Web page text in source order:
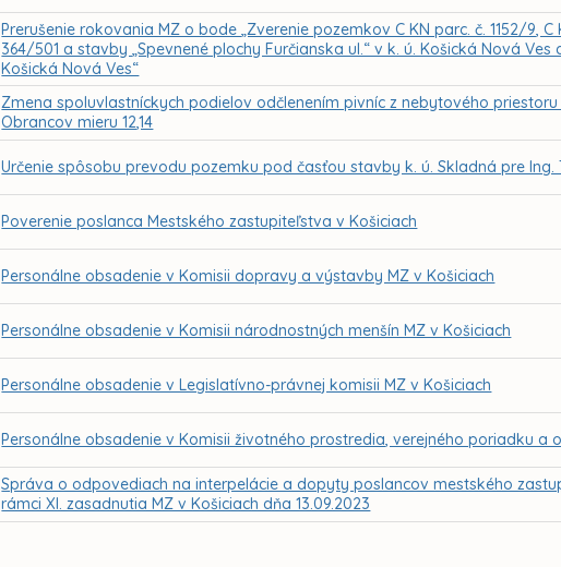
Prerušenie rokovania MZ o bode „Zverenie pozemkov C KN parc. č. 1152/9, C
364/501 a stavby „Spevnené plochy Furčianska ul.“ v k. ú. Košická Nová
Košická Nová Ves“
Zmena spoluvlastníckych podielov odčlenením pivníc z nebytového
Obrancov mieru 12,14
Určenie spôsobu prevodu pozemku pod časťou stavby k. ú. Skladná pre Ing.
Poverenie poslanca Mestského zastupiteľstva v Košiciach
Personálne obsadenie v Komisii dopravy a výstavby MZ v Košiciach
Personálne obsadenie v Komisii národnostných menšín MZ v Košiciach
Personálne obsadenie v Legislatívno-právnej komisii MZ v Košiciach
Personálne obsadenie v Komisii životného prostredia, verejného poriadku a
Správa o odpovediach na interpelácie a dopyty poslancov mestského
rámci XI. zasadnutia MZ v Košiciach dňa 13.09.2023